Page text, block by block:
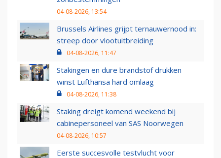
04-08-2026, 13:54
Brussels Airlines grijpt ternauwernood in:
streep door vlootuitbreiding
04-08-2026, 11:47
Stakingen en dure brandstof drukken
winst Lufthansa hard omlaag
04-08-2026, 11:38
Staking dreigt komend weekend bij
cabinepersoneel van SAS Noorwegen
04-08-2026, 10:57
Eerste succesvolle testvlucht voor